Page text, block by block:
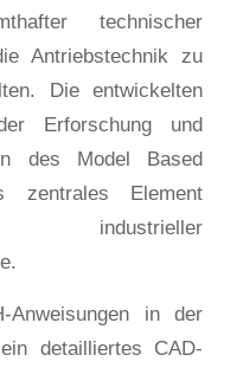
technischer
Antriebstechnik zu
Die entwickelten
Erforschung und
des Model Based
zentrales Element
Anweisungen in der
detailliertes CAD-